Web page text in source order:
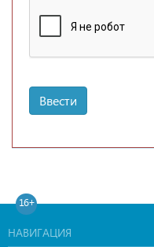
Ввести
16+
НАВИГАЦИЯ